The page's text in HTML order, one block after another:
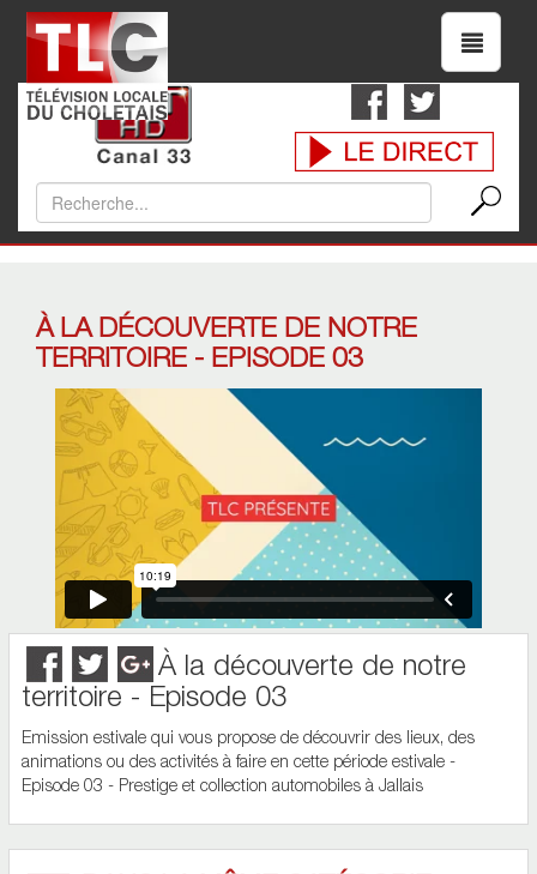
À LA DÉCOUVERTE DE NOTRE
TERRITOIRE - EPISODE 03
À la découverte de notre
territoire - Episode 03
Emission estivale qui vous propose de découvrir des lieux, des
animations ou des activités à faire en cette période estivale -
Episode 03 - Prestige et collection automobiles à Jallais